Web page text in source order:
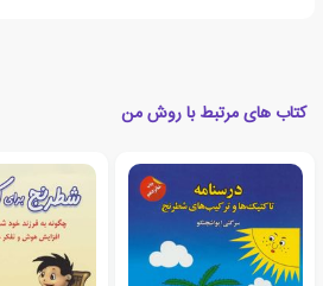
کتاب های مرتبط با روش من